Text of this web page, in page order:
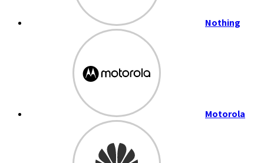
Nothing
Motorola